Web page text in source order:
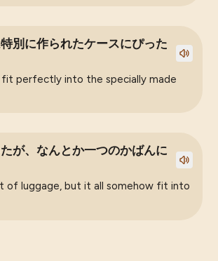
別に作られたケースにぴった
perfectly into the specially made
が、なんとか一つのかばんに
of luggage, but it all somehow fit into